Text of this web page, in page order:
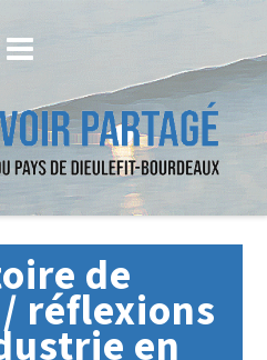
de
réflexions
en